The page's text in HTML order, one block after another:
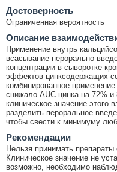
Достоверность
Ограниченная вероятность
Описание
Применение внутрь
всасывание перорально
концентрации в сыворотке
эффектов цинксодержащих
комбинированное
снижало AUC цинка на 72% и
клиническое значение этого
разделить пероральное
чтобы свести к минимуму
Рекомендации
Нельзя принимать препараты
Клиническое значение не
возможно, необходимо